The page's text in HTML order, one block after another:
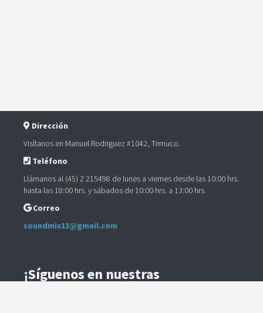
Dirección
Visítanos en Manuel Rodriguez #1042, Temuco.
Teléfono
Llámanos al (45) 2 215498 de lunes a viernes desde las 10:00 hrs.
hasta las 18:00 hrs. y sábados de 10:00 hrs. a 13:00 hrs.
Correo
soundmix13@gmail.com
¡Síguenos en nuestras